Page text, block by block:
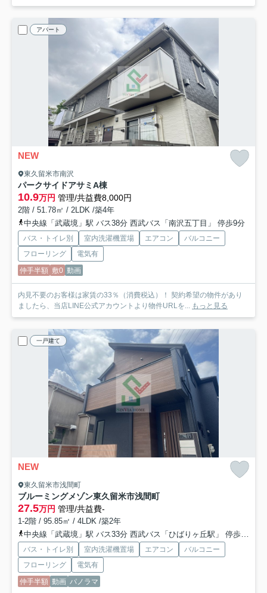
アパート
NEW
東久留米市南沢
パークサイドアサミA棟
10.9万円 管理/共益費8,000円
2階 / 51.78㎡ / 2LDK /築4年
中央線「武蔵境」駅 バス38分 西武バス「南沢五丁目」 停歩9分
バス・トイレ別 室内洗濯機置場 エアコン
バルコニー
フローリング
電気有
仲手半額 敷0 動画
内見不要のお客様は家賃の33％（消費税込）！ 契約希望の物件があり
ましたら、当店LINE公式アカウントより物件URLを... もっと見る
一戸建て
NEW
東久留米市浅間町
ブルーミングメゾン東久留米市浅間町
27.5万円 管理/共益費-
1-2階 / 95.85㎡ / 4LDK /築2年
中央線「武蔵境」駅 バス33分 西武バス「ひばりヶ丘駅」 停歩14分
バス・トイレ別 室内洗濯機置場 エアコン
バルコニー
フローリング
電気有
仲手半額 動画 パノラマ